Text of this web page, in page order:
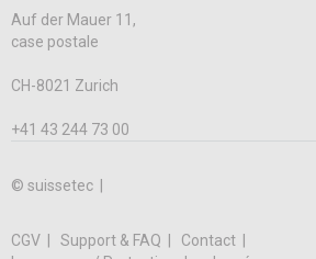
Auf der Mauer 11,
case postale
CH-8021 Zurich
+41 43 244 73 00
© suissetec |
CGV Support & FAQ
Contact